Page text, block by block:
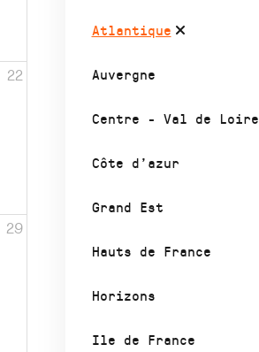
Atlantique
Auvergne
Centre - Val de Loire
Côte d’azur
Grand Est
Hauts de France
Horizons
Ile de France
22
29